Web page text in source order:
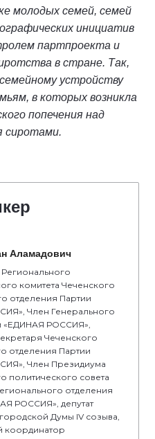
молодых семей, семей
инициатив
партпроекта и
в стране. Так,
устройству
в которых возникла
попечения над
сиротами.
Аламадович
комитета Чеченского
отделения Партии
Член Генерального
«ЕДИНАЯ РОССИЯ»,
Чеченского
отделения Партии
Член Президиума
политического совета
отделения
РОССИЯ», депутат
Думы IV созыва,
координатор